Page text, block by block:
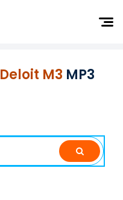
Deloit M3 MP3